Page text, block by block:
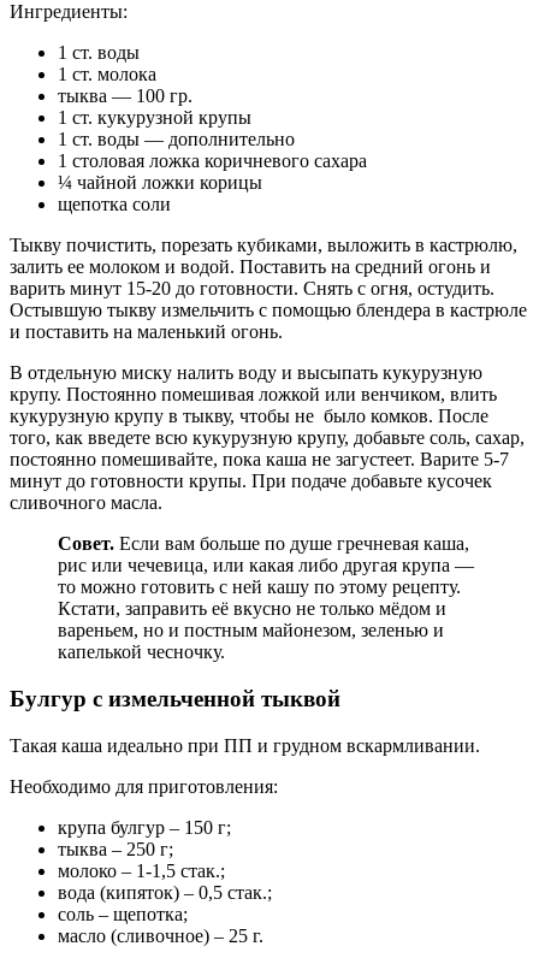
Ингредиенты:
1 ст. воды
1 ст. молока
тыква — 100 гр.
1 ст. кукурузной крупы
1 ст. воды — дополнительно
1 столовая ложка коричневого сахара
¼ чайной ложки корицы
щепотка соли
Тыкву почистить, порезать кубиками, выложить в кастрюлю,
залить ее молоком и водой. Поставить на средний огонь и
варить минут 15-20 до готовности. Снять с огня, остудить.
Остывшую тыкву измельчить с помощью блендера в кастрюле
и поставить на маленький огонь.
В отдельную миску налить воду и высыпать кукурузную
крупу. Постоянно помешивая ложкой или венчиком, влить
кукурузную крупу в тыкву, чтобы не было комков. После
того, как введете всю кукурузную крупу, добавьте соль, сахар,
постоянно помешивайте, пока каша не загустеет. Варите 5-7
минут до готовности крупы. При подаче добавьте кусочек
сливочного масла.
Совет. Если вам больше по душе гречневая каша,
рис или чечевица, или какая либо другая крупа —
то можно готовить с ней кашу по этому рецепту.
Кстати, заправить её вкусно не только мёдом и
вареньем, но и постным майонезом, зеленью и
капелькой чесночку.
Булгур с измельченной тыквой
Такая каша идеально при ПП и грудном вскармливании.
Необходимо для приготовления:
крупа булгур – 150 г;
тыква – 250 г;
молоко – 1-1,5 стак.;
вода (кипяток) – 0,5 стак.;
соль – щепотка;
масло (сливочное) – 25 г.